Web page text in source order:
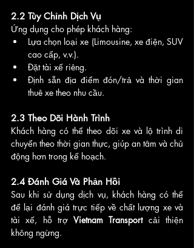
2.2 Tùy Chỉnh Dịch Vụ
Ứng dụng cho phép khách hàng:
Lựa chọn loại xe (Limousine, xe điện, SUV
cao cấp, v.v.).
Đặt tài xế riêng.
Định sẵn địa điểm đón/trả và thời gian
thuê xe theo nhu cầu.
2.3 Theo Dõi Hành Trình
Khách hàng có thể theo dõi xe và lộ trình di
chuyển theo thời gian thực, giúp an tâm và chủ
động hơn trong kế hoạch.
2.4 Đánh Giá Và Phản Hồi
Sau khi sử dụng dịch vụ, khách hàng có thể
để lại đánh giá trực tiếp về chất lượng xe và
tài xế, hỗ trợ Vietnam Transport cải thiện
không ngừng.